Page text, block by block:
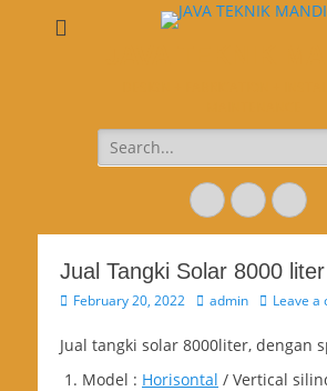
Search
for:
Email WebsitePhone
Jual Tangki Solar 8000 liter
Posted
February 20, 2022 Author
admin Leave a
Jual tangki solar 8000liter, dengan
Model : Horisontal / Vertical